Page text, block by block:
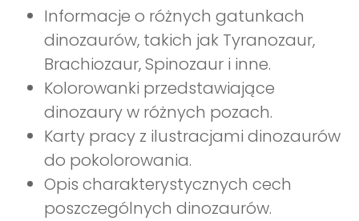
Informacje o różnych gatunkach
dinozaurów, takich jak Tyranozaur,
Brachiozaur, Spinozaur i inne.
Kolorowanki przedstawiające
dinozaury w różnych pozach.
Karty pracy z ilustracjami dinozaurów
do pokolorowania.
Opis charakterystycznych cech
poszczególnych dinozaurów.